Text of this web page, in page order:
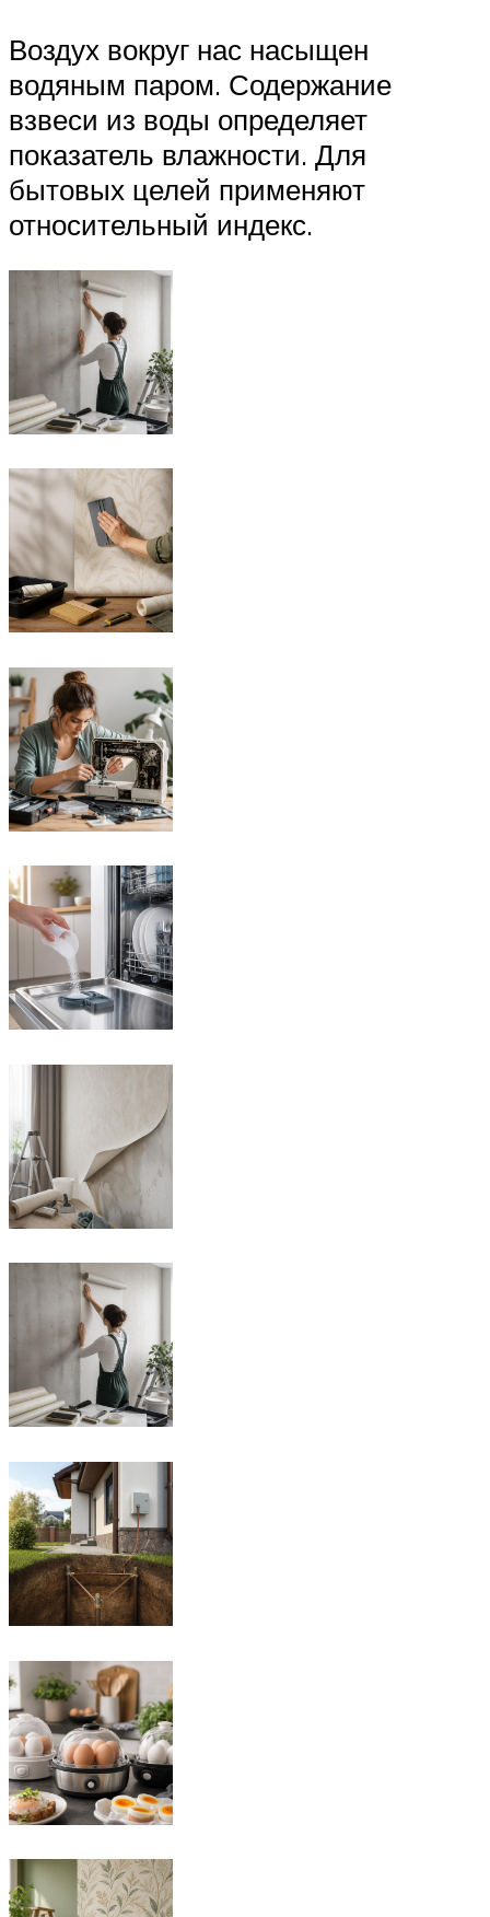
Воздух вокруг нас насыщен
водяным паром. Содержание
взвеси из воды определяет
показатель влажности. Для
бытовых целей применяют
относительный индекс.